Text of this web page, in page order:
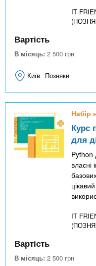
IT
Вартість
В місяць: 2 500 грн
Київ Позняки
Набір
Курс
для
Python
власні
IT
Вартість
В місяць: 2 500 грн